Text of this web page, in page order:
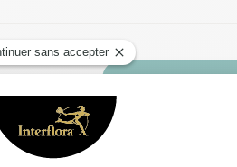
Faire livrer des
un fleuriste Interflora à